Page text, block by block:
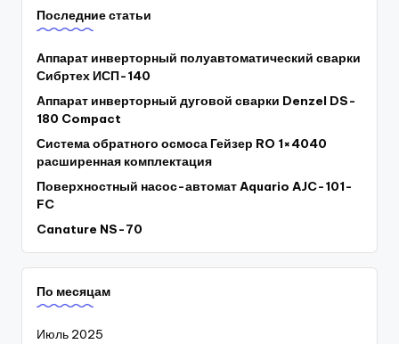
Последние статьи
Аппарат инверторный полуавтоматический сварки
Сибртех ИСП-140
Аппарат инверторный дуговой сварки Denzel DS-
180 Compact
Система обратного осмоса Гейзер RO 1×4040
расширенная комплектация
Поверхностный насос-автомат Aquario AJC-101-
FC
Canature NS-70
По месяцам
Июль 2025